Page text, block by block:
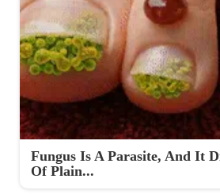
Fungus Is A Parasite, And It
Of Plain...